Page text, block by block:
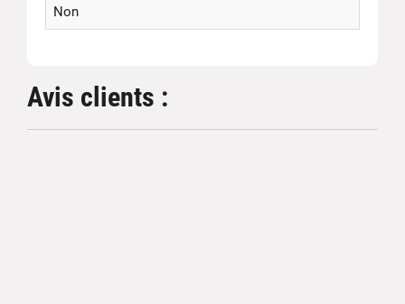
Non
Avis clients :